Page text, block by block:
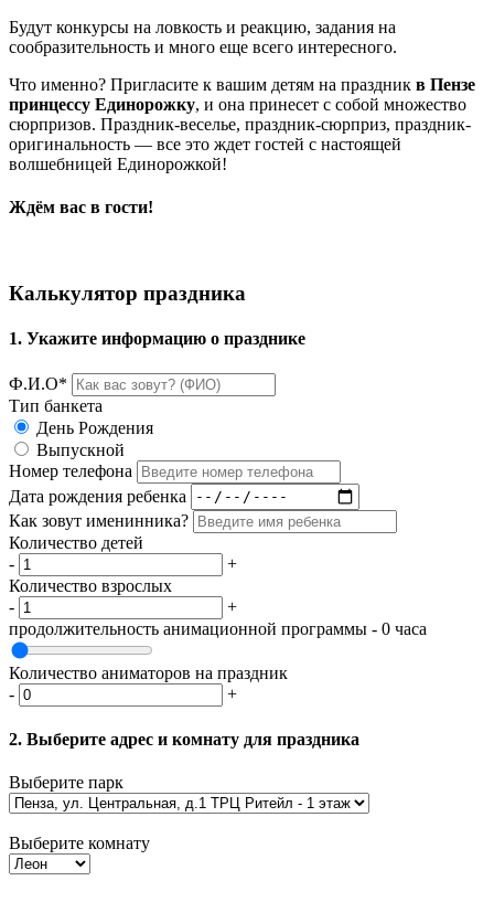
Будут конкурсы на ловкость и реакцию, задания на
сообразительность и много еще всего интересного.
Что именно? Пригласите к вашим детям на праздник в Пензе
принцессу Единорожку, и она принесет с собой множество
сюрпризов. Праздник-веселье, праздник-сюрприз, праздник-
оригинальность — все это ждет гостей с настоящей
волшебницей Единорожкой!
Ждём вас в гости!
Калькулятор праздника
1. Укажите информацию о празднике
Ф.И.О*
Тип банкета
День Рождения
Выпускной
Номер телефона
Дата рождения ребенка
Как зовут именинника?
Количество детей
-
+
Количество взрослых
-
+
продолжительность анимационной программы - 0 часа
Количество аниматоров на праздник
-
+
2. Выберите адрес и комнату для праздника
Выберите парк
Выберите комнату